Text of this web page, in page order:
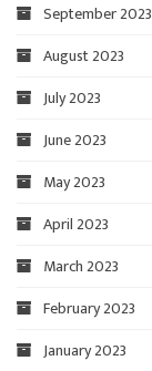
September 2023
August 2023
July 2023
June 2023
May 2023
April 2023
March 2023
February 2023
January 2023